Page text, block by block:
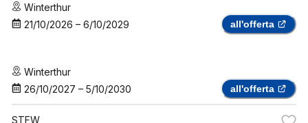
Winterthur
21/10/2026 – 6/10/2029 all'offerta
Winterthur
26/10/2027 – 5/10/2030 all'offerta
STFW